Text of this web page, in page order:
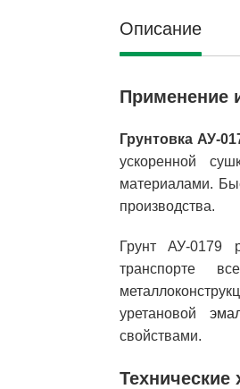
Описание
Применение
Грунтовка АУ-
ускоренной
материалами.
производства.
Грунт АУ-0179
транспорте
уретановой
свойствами.
Технические